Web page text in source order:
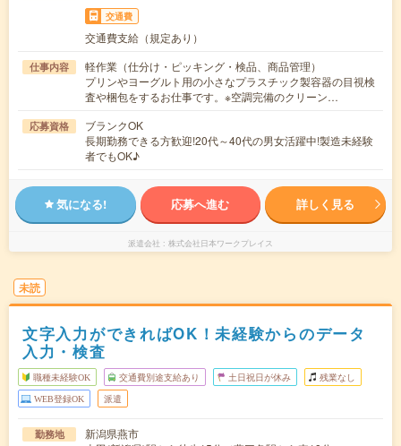
交通費
交通費支給（規定あり）
仕事内容
軽作業（仕分け・ピッキング・検品、商品管理）
プリンやヨーグルト用の小さなプラスチック製容器の目視検
査や梱包をするお仕事です。※空調完備のクリーン…
応募資格
ブランクOK
長期勤務できる方歓迎!20代～40代の男女活躍中!製造未経験
者でもOK♪
気になる! 応募へ進む 詳しく見る
派遣会社 株式会社日本ワークプレイス
未読
文字入力ができればOK！未経験からのデータ
入力・検査
職種未経験OK 交通費別途支給あり 土日祝日が休み 残業なし
WEB登録OK 派遣
勤務地
新潟県燕市